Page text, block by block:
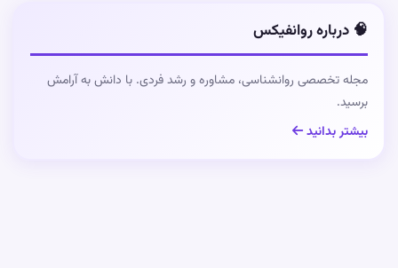
🧠 درباره روانفیکس
مجله تخصصی روانشناسی، مشاوره و رشد فردی. با دانش به آرامش
برسید.
بیشتر بدانید